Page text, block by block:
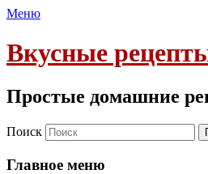
Меню
Вкусные
Простые домашние
Поиск
Главное меню